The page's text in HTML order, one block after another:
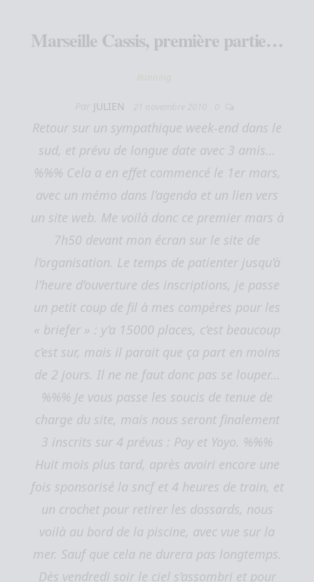
Marseille Cassis, première partie…
Running
JULIEN
Retour sur un sympathique week-end dans le
sud, et prévu de longue date avec 3 amis…
%%% Cela a en effet commencé le 1er mars,
avec un mémo dans l’agenda et un lien vers
un site web. Me voilà donc ce premier mars à
7h50 devant mon écran sur le site de
l’organisation. Le temps de patienter jusqu’à
l’heure d’ouverture des inscriptions, je passe
un petit coup de fil à mes compères pour les
« briefer » : y’a 15000 places, c’est beaucoup
c’est sur, mais il parait que ça part en moins
de 2 jours. Il ne ne faut donc pas se louper…
%%% Je vous passe les soucis de tenue de
charge du site, mais nous seront finalement
3 inscrits sur 4 prévus : Poy et Yoyo. %%%
Huit mois plus tard, après avoiri encore une
fois sponsorisé la sncf et 4 heures de train, et
un crochet pour retirer les dossards, nous
voilà au bord de la piscine, avec vue sur la
mer. Sauf que cela ne durera pas longtemps.
Dès vendredi soir le ciel s’assombri et pour